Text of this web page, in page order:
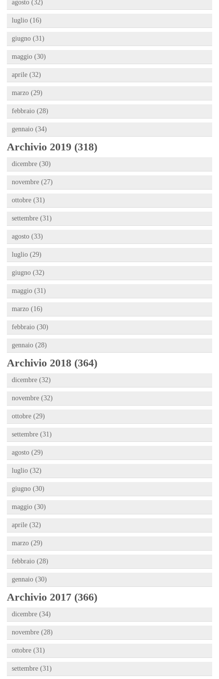
agosto (32)
luglio (16)
giugno (31)
maggio (30)
aprile (32)
marzo (29)
febbraio (28)
gennaio (34)
Archivio 2019 (318)
dicembre (30)
novembre (27)
ottobre (31)
settembre (31)
agosto (33)
luglio (29)
giugno (32)
maggio (31)
marzo (16)
febbraio (30)
gennaio (28)
Archivio 2018 (364)
dicembre (32)
novembre (32)
ottobre (29)
settembre (31)
agosto (29)
luglio (32)
giugno (30)
maggio (30)
aprile (32)
marzo (29)
febbraio (28)
gennaio (30)
Archivio 2017 (366)
dicembre (34)
novembre (28)
ottobre (31)
settembre (31)